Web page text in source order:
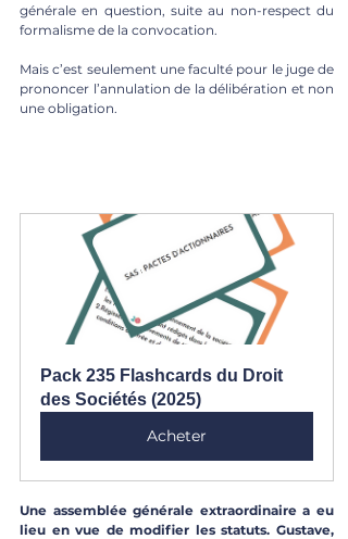
générale en question, suite au non-respect du
formalisme de la convocation.
Mais c’est seulement une faculté pour le juge de
prononcer l’annulation de la délibération et non
une obligation.
Pack 235 Flashcards du Droit
des Sociétés (2025)
Acheter
Une assemblée générale extraordinaire a eu
lieu en vue de modifier les statuts. Gustave,